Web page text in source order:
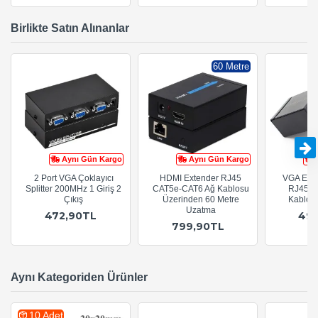
Birlikte Satın Alınanlar
Aynı Gün Kargo
2 Port VGA Çoklayıcı
Splitter 200MHz 1 Giriş 2
Çıkış
472,90TL
Aynı Gün Kargo
60 Metre
HDMI Extender RJ45
CAT5e-CAT6 Ağ Kablosu
Üzerinden 60 Metre
Uzatma
799,90TL
VGA
RJ45
Aynı Kategoriden Ürünler
10 Adet